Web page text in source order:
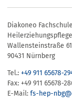
Diakoneo
Wallensteinstraße
90431 Nürnberg
Tel.: +49 911 65678-
Fax: +49 911 65678-
E-Mail: fs-hep-